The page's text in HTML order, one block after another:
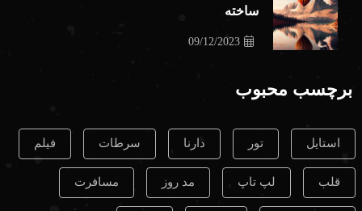
ساخته
09/12/2023
برچسب محبوب
استایل تور دارنا سرطات فیلم
قلب لپ تاپ مد روز مسافرت